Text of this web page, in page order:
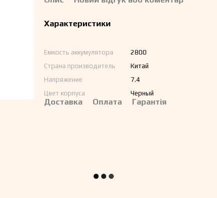
Характеристики
Емкость аккумулятора
2800
Страна производитель
Китай
Напряжение
7.4
Цвет корпуса
Черный
Доставка Оплата Гарантія